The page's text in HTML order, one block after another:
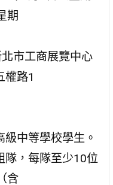
期
市工商展覽中心
權路1
級中等學校學生。
隊，每隊至少10位
含